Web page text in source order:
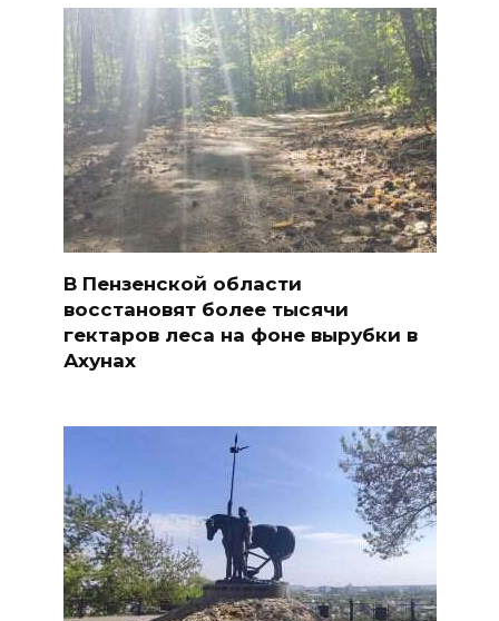
В Пензенской области
восстановят более тысячи
гектаров леса на фоне вырубки в
Ахунах